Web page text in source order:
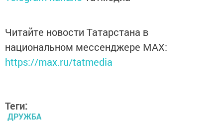
Читайте новости Татарстана в
национальном мессенджере MАХ:
https://max.ru/tatmedia
Теги:
ДРУЖБА